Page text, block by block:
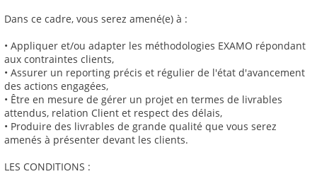
Dans ce cadre, vous serez amené(e) à :
• Appliquer et/ou adapter les méthodologies EXAMO répondant
aux contraintes clients,
• Assurer un reporting précis et régulier de l'état d'avancement
des actions engagées,
• Être en mesure de gérer un projet en termes de livrables
attendus, relation Client et respect des délais,
• Produire des livrables de grande qualité que vous serez
amenés à présenter devant les clients.
LES CONDITIONS :